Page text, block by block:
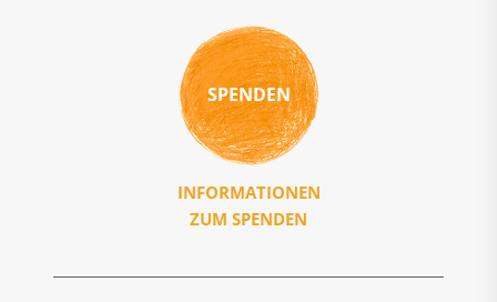
SPENDEN
INFORMATIONEN
ZUM SPENDEN